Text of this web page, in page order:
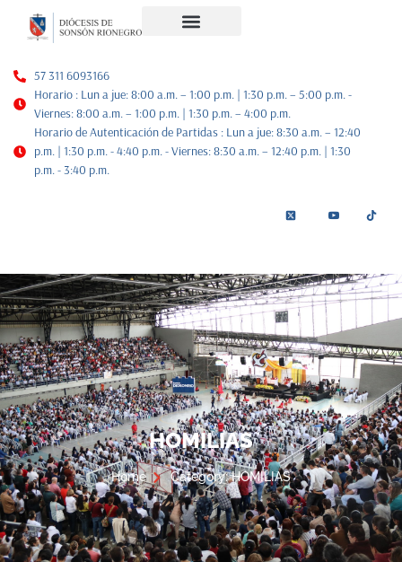
57 311 6093166
Horario : Lun a jue: 8:00 a.m. – 1:00 p.m. | 1:30 p.m. – 5:00 p.m. -
Viernes: 8:00 a.m. – 1:00 p.m. | 1:30 p.m. – 4:00 p.m.
Horario de Autenticación de Partidas : Lun a jue: 8:30 a.m. – 12:40
p.m. | 1:30 p.m. - 4:40 p.m. - Viernes: 8:30 a.m. – 12:40 p.m. | 1:30
p.m. - 3:40 p.m.
HOMILIAS
Home Category: HOMILIAS